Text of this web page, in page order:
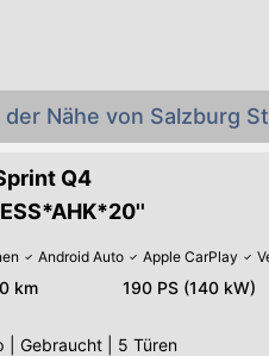
Nähe von Salzburg
Q4
Android Auto Apple CarPlay
km 190 PS (140 kW)
Gebraucht
5 Türen